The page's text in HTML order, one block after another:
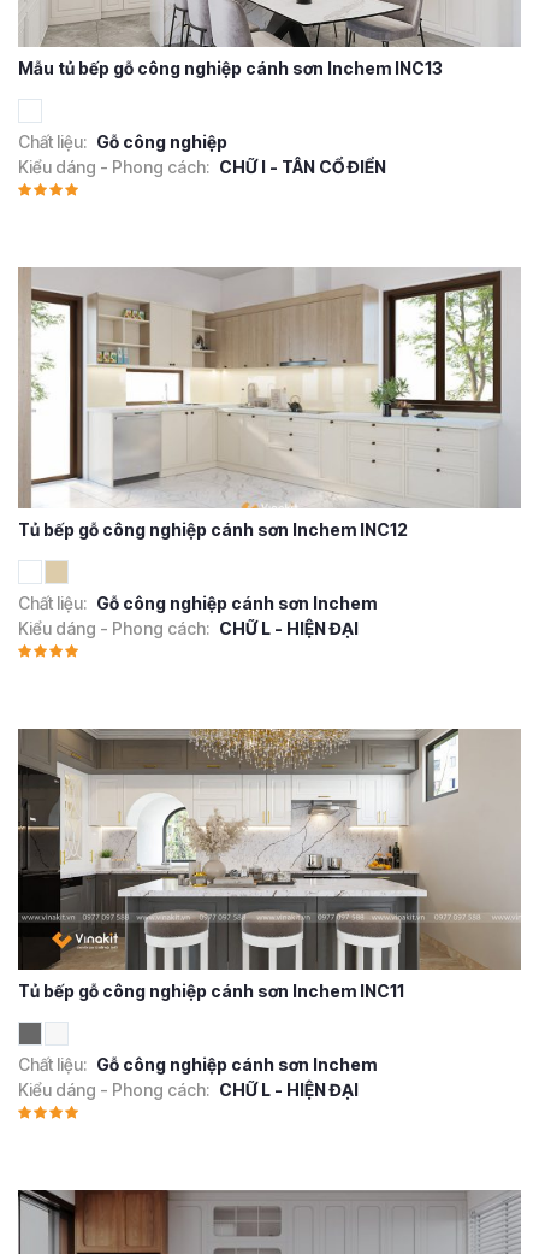
Mẫu tủ bếp gỗ công nghiệp cánh sơn Inchem INC13
Chất liệu: Gỗ công nghiệp
Kiểu dáng - Phong cách: CHỮ I - TÂN CỔ ĐIỂN
Tủ bếp gỗ công nghiệp cánh sơn Inchem INC12
Chất liệu: Gỗ công nghiệp cánh sơn Inchem
Kiểu dáng - Phong cách: CHỮ L - HIỆN ĐẠI
Tủ bếp gỗ công nghiệp cánh sơn Inchem INC11
Chất liệu: Gỗ công nghiệp cánh sơn Inchem
Kiểu dáng - Phong cách: CHỮ L - HIỆN ĐẠI